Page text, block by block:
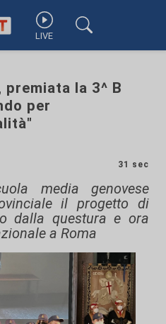
LIVE
premiata la 3^ B
per
31 sec
media genovese
il progetto di
dalla questura e ora
a Roma